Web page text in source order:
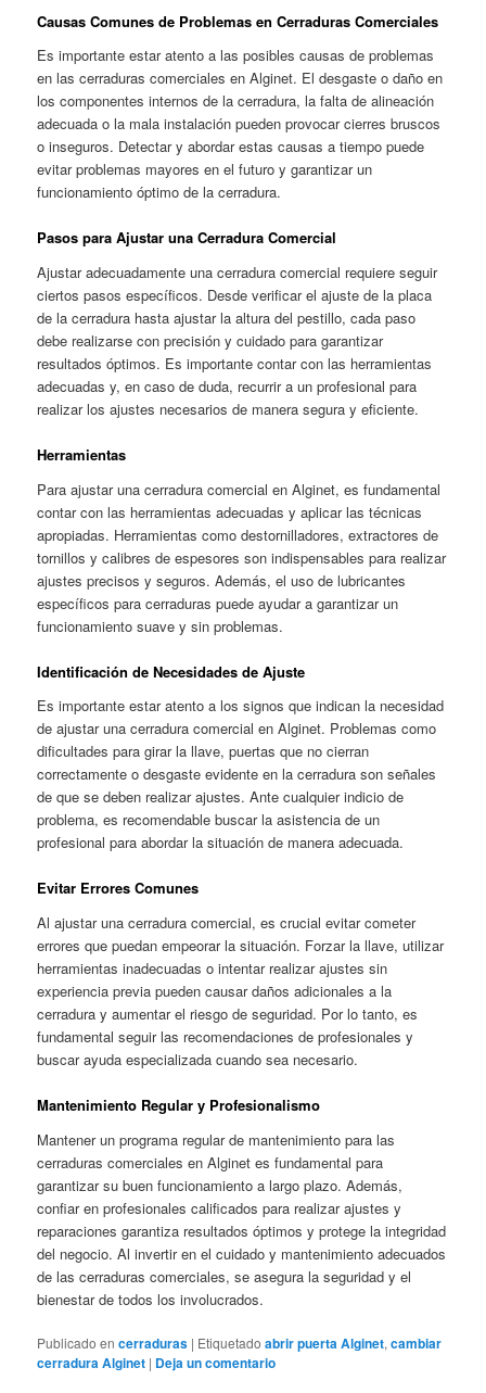
Causas Comunes de Problemas en Cerraduras Comerciales
Es importante estar atento a las posibles causas de problemas
en las cerraduras comerciales en Alginet. El desgaste o daño en
los componentes internos de la cerradura, la falta de alineación
adecuada o la mala instalación pueden provocar cierres bruscos
o inseguros. Detectar y abordar estas causas a tiempo puede
evitar problemas mayores en el futuro y garantizar un
funcionamiento óptimo de la cerradura.
Pasos para Ajustar una Cerradura Comercial
Ajustar adecuadamente una cerradura comercial requiere seguir
ciertos pasos específicos. Desde verificar el ajuste de la placa
de la cerradura hasta ajustar la altura del pestillo, cada paso
debe realizarse con precisión y cuidado para garantizar
resultados óptimos. Es importante contar con las herramientas
adecuadas y, en caso de duda, recurrir a un profesional para
realizar los ajustes necesarios de manera segura y eficiente.
Herramientas
Para ajustar una cerradura comercial en Alginet, es fundamental
contar con las herramientas adecuadas y aplicar las técnicas
apropiadas. Herramientas como destornilladores, extractores de
tornillos y calibres de espesores son indispensables para realizar
ajustes precisos y seguros. Además, el uso de lubricantes
específicos para cerraduras puede ayudar a garantizar un
funcionamiento suave y sin problemas.
Identificación de Necesidades de Ajuste
Es importante estar atento a los signos que indican la necesidad
de ajustar una cerradura comercial en Alginet. Problemas como
dificultades para girar la llave, puertas que no cierran
correctamente o desgaste evidente en la cerradura son señales
de que se deben realizar ajustes. Ante cualquier indicio de
problema, es recomendable buscar la asistencia de un
profesional para abordar la situación de manera adecuada.
Evitar Errores Comunes
Al ajustar una cerradura comercial, es crucial evitar cometer
errores que puedan empeorar la situación. Forzar la llave, utilizar
herramientas inadecuadas o intentar realizar ajustes sin
experiencia previa pueden causar daños adicionales a la
cerradura y aumentar el riesgo de seguridad. Por lo tanto, es
fundamental seguir las recomendaciones de profesionales y
buscar ayuda especializada cuando sea necesario.
Mantenimiento Regular y Profesionalismo
Mantener un programa regular de mantenimiento para las
cerraduras comerciales en Alginet es fundamental para
garantizar su buen funcionamiento a largo plazo. Además,
confiar en profesionales calificados para realizar ajustes y
reparaciones garantiza resultados óptimos y protege la integridad
del negocio. Al invertir en el cuidado y mantenimiento adecuados
de las cerraduras comerciales, se asegura la seguridad y el
bienestar de todos los involucrados.
Publicado en cerraduras | Etiquetado abrir puerta Alginet,cambiar
cerradura Alginet | Deja un comentario